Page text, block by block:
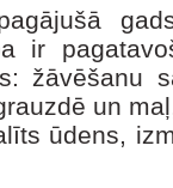
ir
žāvēšanu
un
ūdens,